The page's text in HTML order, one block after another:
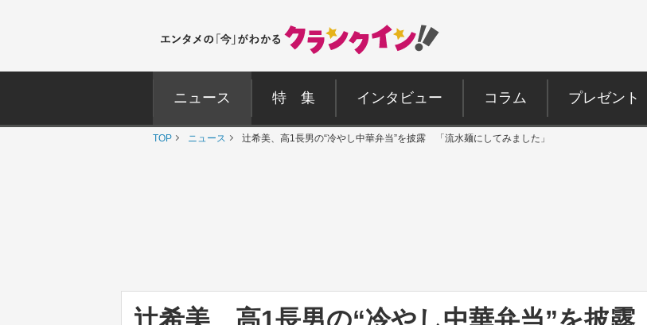
ニュース 特 集 インタビュー コラム プレゼント
TOP ニュース 辻希美、高1長男の“冷やし中華弁当”を披露 「流水麺にしてみました」